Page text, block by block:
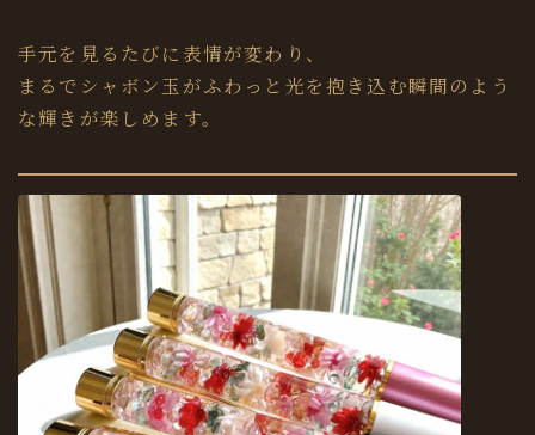
手元を見るたびに表情が変わり、
まるでシャボン玉がふわっと光を抱き込む瞬間のよう
な輝きが楽しめます。